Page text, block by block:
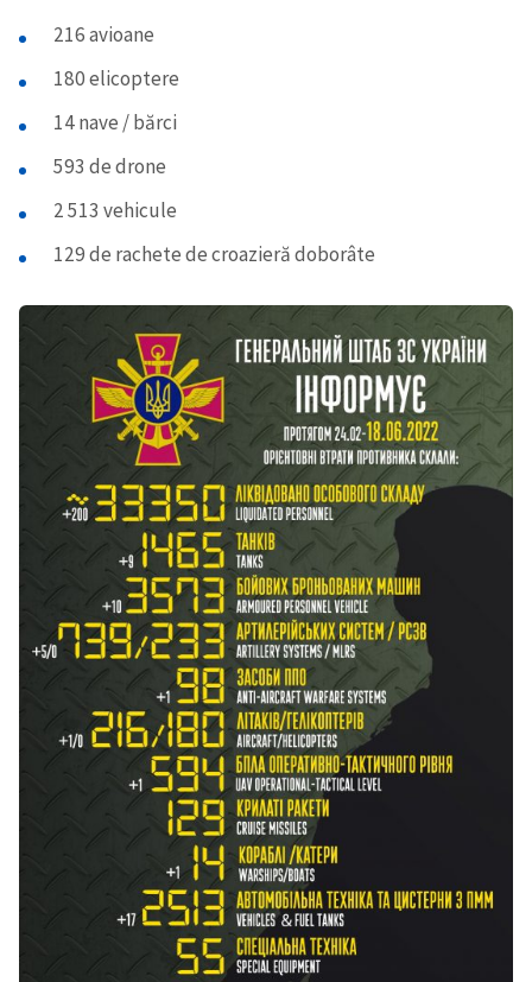
216 avioane
180 elicoptere
14 nave / bărci
593 de drone
2 513 vehicule
129 de rachete de croazieră doborâte